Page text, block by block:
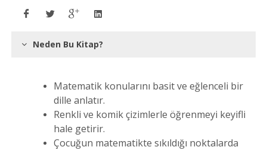
Neden Bu Kitap?
Matematik konularını basit ve eğlenceli bir
dille anlatır.
Renkli ve komik çizimlerle öğrenmeyi keyifli
hale getirir.
Çocuğun matematikte sıkıldığı noktalarda